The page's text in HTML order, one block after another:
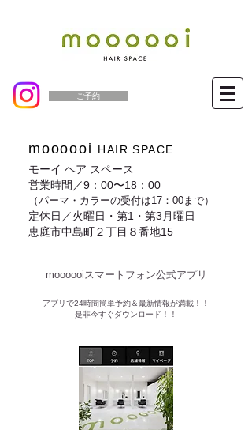
ご予約
moooooi
HAIR SPACE
モーイ ヘア スペース
営業時間／9：00〜18：00
（パーマ・カラーの受付は17：00まで）
定休日／火曜日・第1・第3月曜日
恵庭市中島町２丁目８番地15
moooooiスマートフォン公式アプリ​
​アプリで24時間簡単予約＆最新情報が満載！！
是非今すぐダウンロード！！